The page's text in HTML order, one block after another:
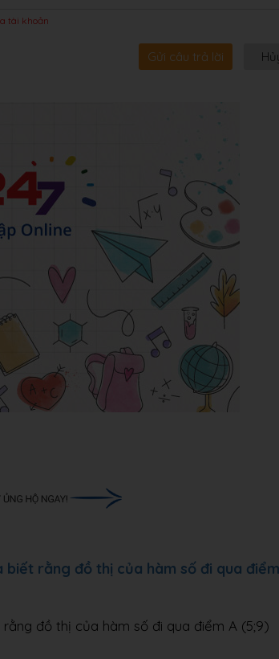
tài khoản
Gửi câu trả lời
biết rằng đồ thị của hàm số đi qua điểm
đồ thị của hàm số đi qua điểm A (5;9)